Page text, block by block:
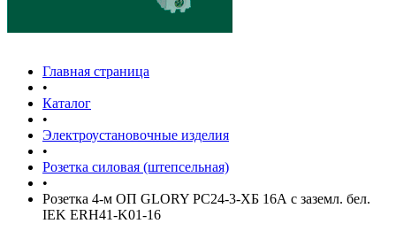
Главная страница
•
Каталог
•
Электроустановочные изделия
•
Розетка силовая (штепсельная)
•
Розетка 4-м ОП GLORY РС24-3-ХБ 16А с заземл. бел.
IEK ERH41-K01-16